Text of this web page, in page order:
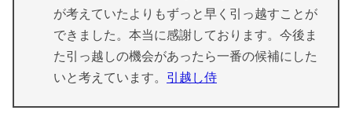
が考えていたよりもずっと早く引っ越すことが
できました。本当に感謝しております。今後ま
た引っ越しの機会があったら一番の候補にした
いと考えています。 引越し侍